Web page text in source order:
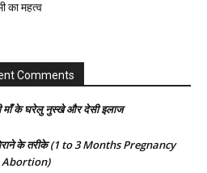
का महत्व
Comments
माँ के घरेलु नुस्खे और देसी इलाज
के तरीके (1 to 3 Months Pregnancy
Abortion)